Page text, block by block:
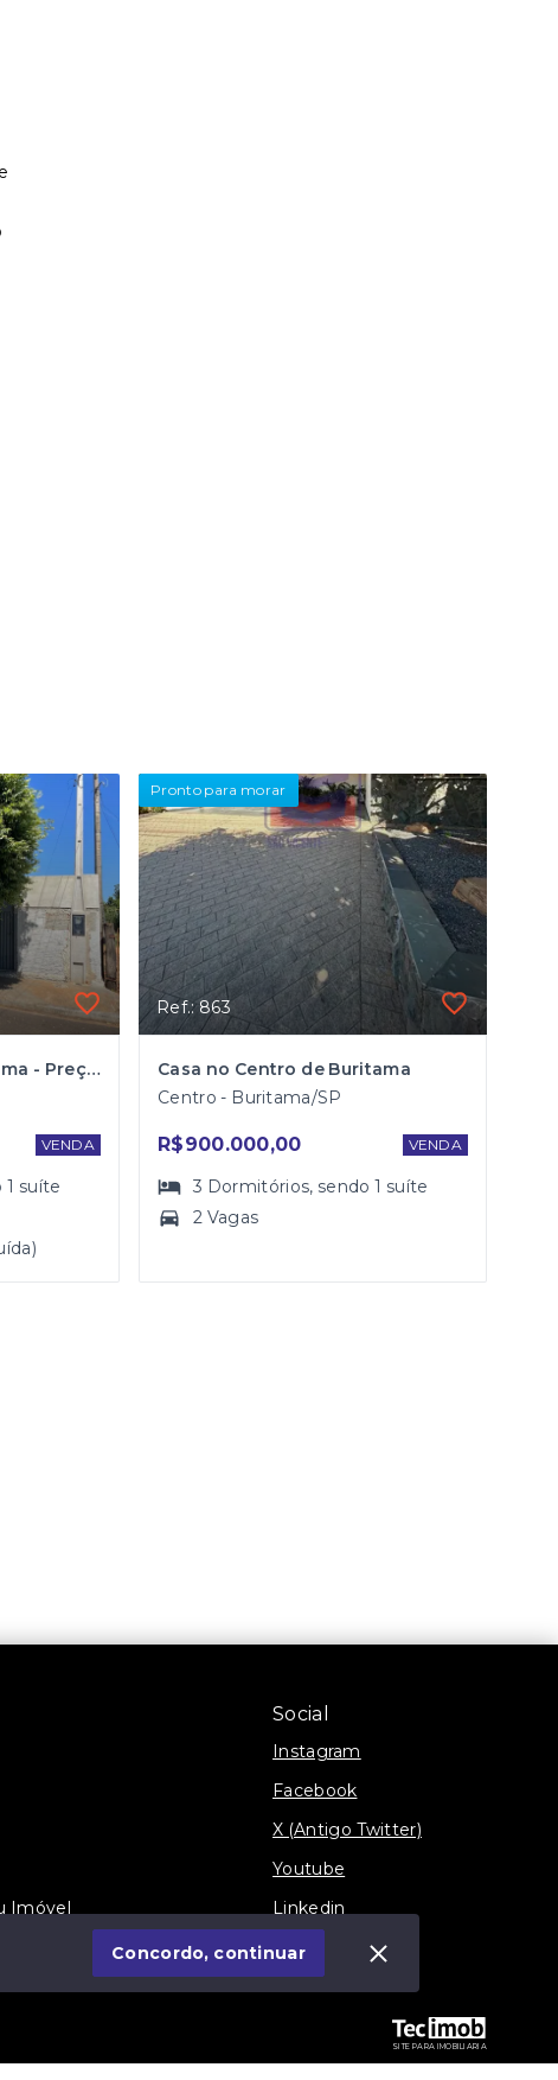
Casa a venda em Buritama - Preço especial $$$
VENDA
1 suíte
Pronto para morar
Ref.: 863
Casa no Centro de Buritama
Centro - Buritama/SP
R$900.000,00 VENDA
3 Dormitórios, sendo1 suíte
2 Vagas
Imóvel
Social
Instagram
Facebook
X (Antigo Twitter)
Youtube
Linkedin
Blog
SITE PARA IMOBILIARIA
Concordo, continuar